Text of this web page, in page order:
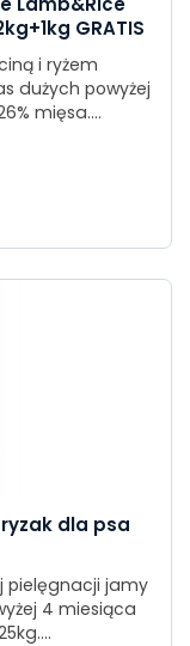
GRATIS
i ryżem
dużych powyżej
mięsa....
dla psa
pielęgnacji jamy
4 miesiąca